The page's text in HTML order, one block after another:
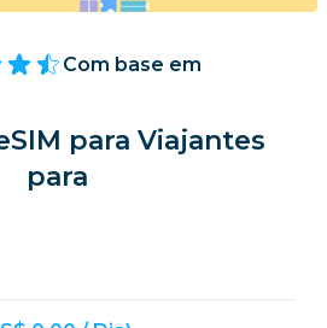
Com base em
para Viajantes
para